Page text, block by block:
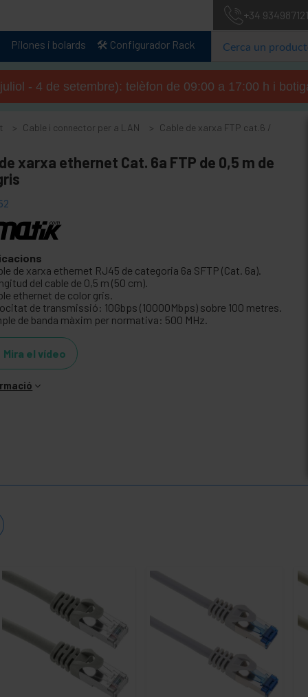
+34 934987121
Pilones i bolards 🛠️ Configurador Rack
- 4 de setembre): telèfon de 09:00 a 17:00 h i
Cable i connector per a LAN
Cable de xarxa FTP cat.6 /
xarxa ethernet Cat. 6a FTP de 0,5 m de
de xarxa ethernet RJ45 de categoria 6a SFTP (Cat. 6a).
del cable de 0,5 m (50 cm).
ethernet de color gris.
de transmissió: 10Gbps (10000Mbps) sobre 100 metres.
de banda màxim per normativa: 500 MHz.
Mira el vídeo